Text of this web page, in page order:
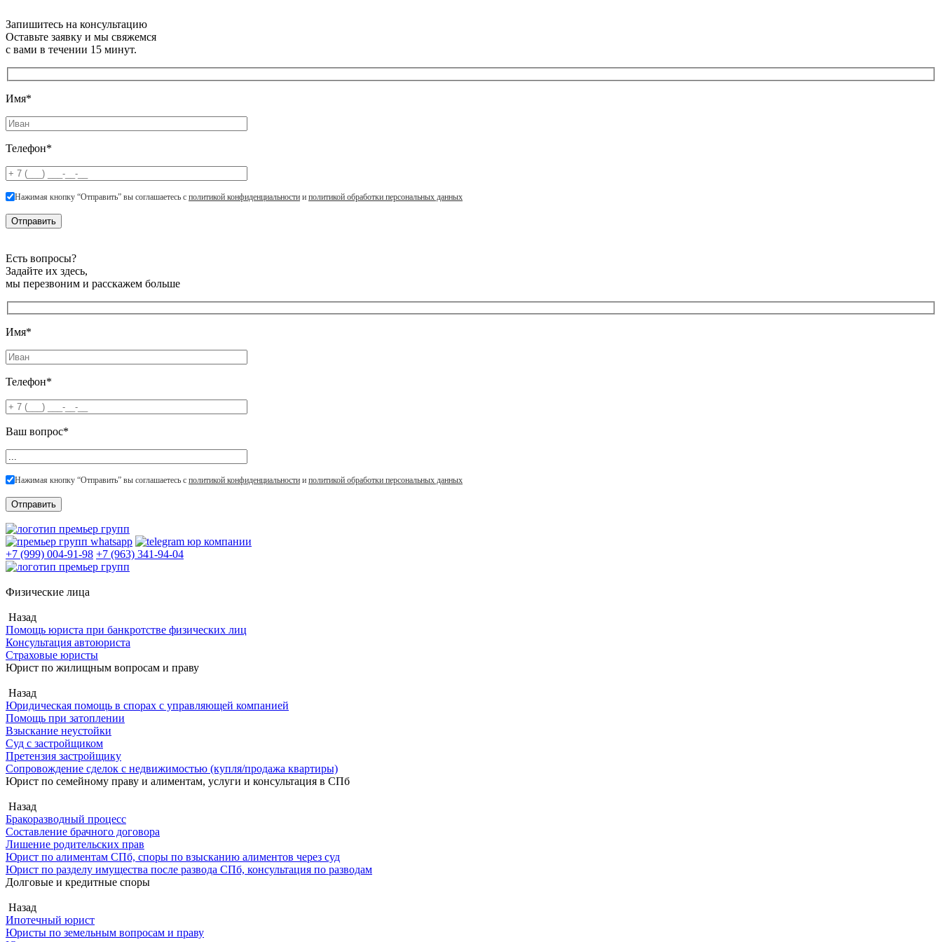
Запишитесь на консультацию
Оставьте заявку и мы свяжемся
с вами в течении 15 минут.
Имя*
Телефон*
Нажимая кнопку “Отправить” вы соглашаетесь с политикой конфиденциальности и политикой обработки персональных данных
Есть вопросы?
Задайте их здесь,
мы перезвоним и расскажем больше
Имя*
Телефон*
Ваш вопрос*
Нажимая кнопку “Отправить” вы соглашаетесь с политикой конфиденциальности и политикой обработки персональных данных
+7 (999) 004-91-98 +7 (963) 341-94-04
Физические лица
Назад
Помощь юриста при банкротстве физических лиц
Консультация автоюриста
Страховые юристы
Юрист по жилищным вопросам и праву
Назад
Юридическая помощь в спорах с управляющей компанией
Помощь при затоплении
Взыскание неустойки
Суд с застройщиком
Претензия застройщику
Сопровождение сделок с недвижимостью (купля/продажа квартиры)
Юрист по семейному праву и алиментам, услуги и консультация в СПб
Назад
Бракоразводный процесс
Составление брачного договора
Лишение родительских прав
Юрист по алиментам СПб, споры по взысканию алиментов через суд
Юрист по разделу имущества после развода СПб, консультация по разводам
Долговые и кредитные споры
Назад
Ипотечный юрист
Юристы по земельным вопросам и праву